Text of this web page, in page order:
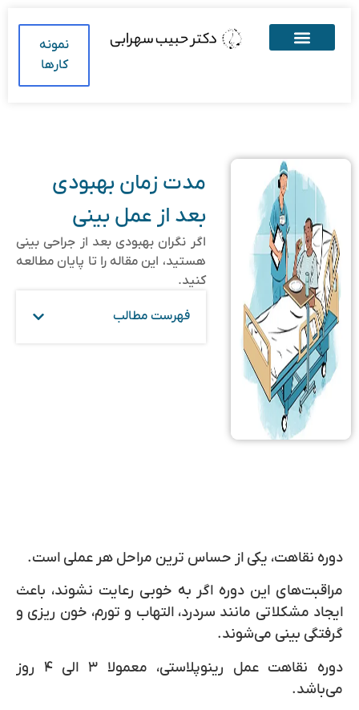
نمونه
کارها
مدت زمان بهبودی
بعد از عمل بینی
اگر نگران بهبودی بعد از جراحی بینی
هستید، این مقاله را تا پایان مطالعه
کنید.
فهرست مطالب
دوره نقاهت، یکی از حساس ترین مراحل هر عملی است.
مراقبت‌های این دوره اگر به خوبی رعایت نشوند، باعث
ایجاد مشکلاتی مانند سردرد، التهاب و تورم، خون ریزی و
گرفتگی بینی می‌شوند.
دوره نقاهت عمل رینوپلاستی، معمولا ۳ الی ۴ روز
می‌باشد.